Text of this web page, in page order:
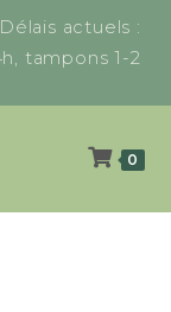
actuels :
tampons 1-2
0